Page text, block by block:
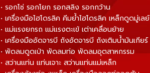
• รอกโซ่ รอกโยก รอกสลิง รอกกว้าน
• เครื่องมือไฮโดรลิค คีมย้ำไฮโดรลิค เหล็กดูดมู่เลย์
• แม่แรงยกรถ แม่แรงตะเข้ เต่าเคลื่อนย้าย
• เครื่องมืออัดจารบี ถังอัดจารบี ถังเติมน้ำมันเกียร์
• พัดลมดูดเป่า พัดลมท่อ พัดลมอุตสาหกรรม
• สว่านแท่น แท่นเจาะ สว่านแท่นแม่เหล็ก